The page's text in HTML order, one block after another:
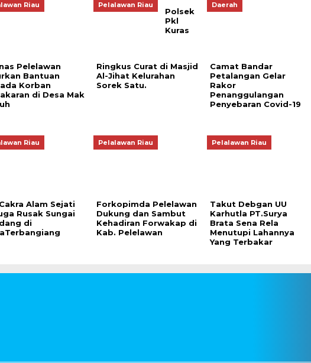
Riau
Pelelawan
Bantuan
Korban
di Desa Mak
Pelalawan Riau
Polsek
Pkl
Kuras
Ringkus Curat di Masjid
Al-Jihat Kelurahan
Sorek Satu.
Daerah
Camat Bandar
Petalangan Gelar
Rakor
Penanggulangan
Penyebaran Covid-19
Riau
Alam Sejati
Rusak Sungai
di
Pelalawan Riau
Forkopimda Pelelawan
Dukung dan Sambut
Kehadiran Forwakap di
Kab. Pelelawan
Pelalawan Riau
Takut Debgan UU
Karhutla PT.Surya
Brata Sena Rela
Menutupi Lahannya
Yang Terbakar